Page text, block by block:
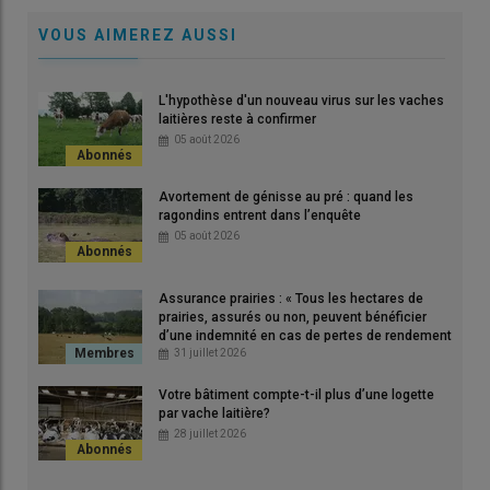
"C'est le moment de réserver des doses, afin de vacciner les
animaux à la fin de l’hiver, ou au début du printemps, afin qu’ils
soient bien protégés lors de la reprise vectorielle", explique
Xavier Quentin, vétérinaire dans la Manche.
© X. Quentin
VOUS AIMEREZ AUSSI
L'hypothèse d'un nouveau virus sur les vaches
laitières reste à confirmer
05 août 2026
Avortement de génisse au pré : quand les
ragondins entrent dans l’enquête
05 août 2026
Assurance prairies : « Tous les hectares de
prairies, assurés ou non, peuvent bénéficier
d’une indemnité en cas de pertes de rendement
de plus de 30 % »
31 juillet 2026
Votre bâtiment compte-t-il plus d’une logette
par vache laitière?
28 juillet 2026